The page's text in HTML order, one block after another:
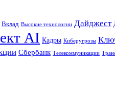
Вклад Высокие технологии Дайджест
AI Кадры Киберугрозы
Сбербанк Телекоммуникации